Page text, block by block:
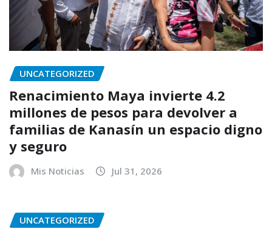
UNCATEGORIZED
Renacimiento Maya invierte 4.2
millones de pesos para devolver a
familias de Kanasín un espacio digno
y seguro
Mis Noticias Jul 31, 2026
UNCATEGORIZED